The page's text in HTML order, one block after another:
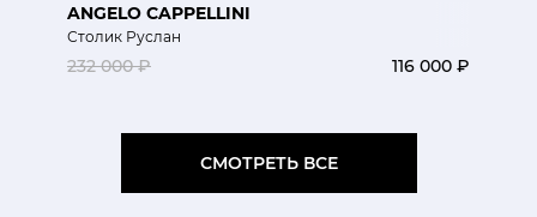
ANGELO CAPPELLINI
Столик Руслан
232 000 ₽ 116 000 ₽
СМОТРЕТЬ ВСЕ